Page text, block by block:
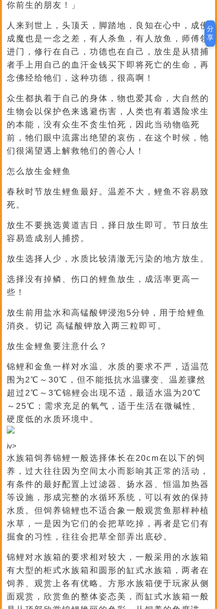
你前生的朋友！」
人来到世上，头顶天，脚踏地，良知在心中，成佛
成魔也是一念之差，有人杀鱼，有人放鱼，师傅领
进门，修行在自己，功德也在自己，放生是从猎捕
者手上用自己的血汗金钱买下即将死亡的生命，再
念佛经给牠们，这种功德，很高啊！
众生都执着于自己的身体，物也爱其命，大自然的
生物会以保护色来逃避伤害，人类也有着遇险求生
的本能，没有众生不贪生怕死，因此当动物临死
前，牠们眼中流露出绝望的哀伤，在这个时候，牠
们很渴望遇上解救牠们的善心人！
怎么放生金鲤鱼
春秋时节放生鲤鱼最好。温差不大，鲤鱼不容易致
死。
放生不要挑选黄道吉日，择日放生即可。节日放生
容易造成别人捕捞。
放生选择人少，水质比较清澈无污染的地方放生。
选择没有掉鳞、伤口的鲤鱼放生，成活率更高一
些！
放生前用盐水和高锰酸钾浸泡5分钟，用于给鲤鱼
消炎。切记 高锰酸钾放入两三粒即可。
放生金鲤鱼要注意什么？
锦鲤和金鱼一样对水温、水质的要求不严，适温范
围为2℃～30℃，但不能抵抗水温骤变、温差骤然
超过2℃～3℃锦鲤会出现不适，最适水温为20℃
～25℃；需求充足的氧气，适于生活在微碱性、
硬度低的水质环境中。
iv>
水族箱饲养锦鲤一般选择体长在20cm在以下的饲
养，过大往往因为空间太小而影响其正常的活动，
有条件的最好配置上过滤器、扬水器、恒温加热器
等设施，形成完整的水循环系统，可以有效的保持
水质。但饲养锦鲤也不适合象一般观赏鱼那样种植
水草，一是因为它们的会把草吃掉，再者是它们有
掘食的习性，往往会把草全部弄出底砂。
锦鲤对水族箱的要求相对较大，一般采用的水族箱
有大型的柜式水族箱和圆形的缸式水族箱，两者在
饲养、观赏上各有优略。方形水族箱便于玩家从侧
面观赏，欣赏鱼的整体姿态美，而缸式水族箱一般
分
享